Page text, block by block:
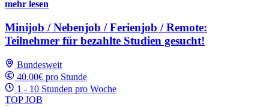
mehr lesen
Minijob / Nebenjob / Ferienjob / Remote:
Teilnehmer für bezahlte Studien gesucht!
Bundesweit
40.00€ pro Stunde
1 - 10 Stunden pro Woche
TOP JOB